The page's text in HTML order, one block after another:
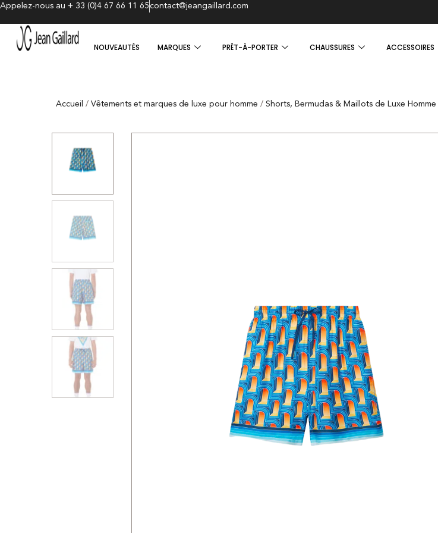
Appelez-nous au + 33 (0)4 67 66 11 65contact@jeangaillard.com
NOUVEAUTÉS MARQUES PRÊT-À-PORTER CHAUSSURES ACCESSOIRES
Accueil /Vêtements et marques de luxe pour homme /Shorts, Bermudas & Maillots de Luxe Homme